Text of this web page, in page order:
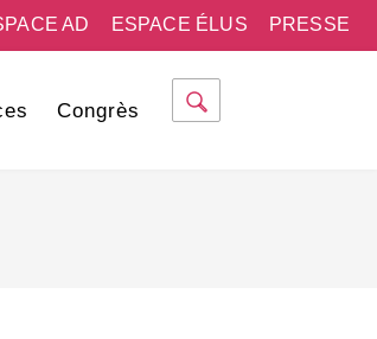
PRESSE
ESPACE ÉLUS
AD
Congrès